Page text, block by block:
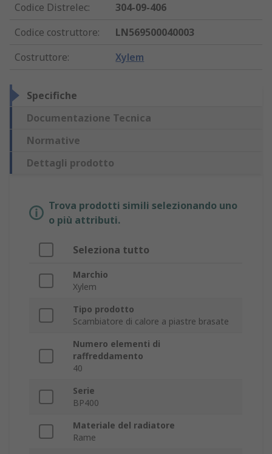
Codice Distrelec:
304-09-406
Codice costruttore:
LN569500040003
Costruttore: Xylem
Specifiche
Documentazione Tecnica
Normative
Dettagli prodotto
Trova prodotti simili selezionando uno
o più attributi.
Seleziona tutto
Marchio
Xylem
Tipo prodotto
Scambiatore di calore a piastre brasate
Numero elementi di
raffreddamento
40
Serie
BP400
Materiale del radiatore
Rame